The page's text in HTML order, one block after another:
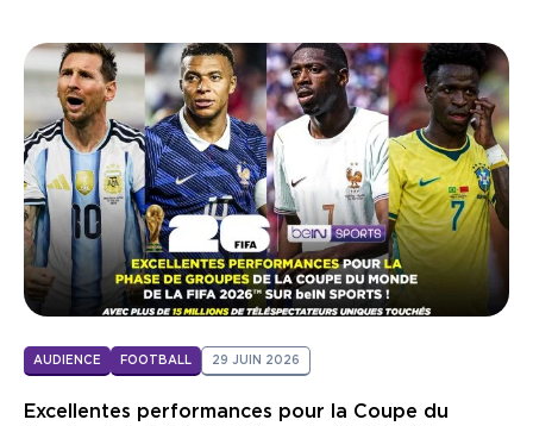
AUDIENCE FOOTBALL 29 JUIN 2026
Excellentes performances pour la Coupe du